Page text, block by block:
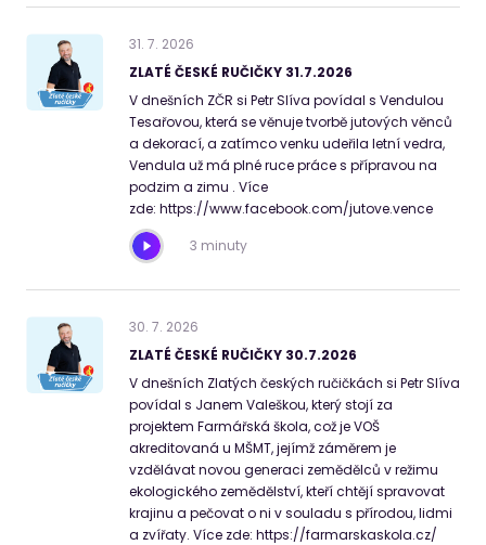
31. 7. 2026
ZLATÉ ČESKÉ RUČIČKY 31.7.2026
V dnešních ZČR si Petr Slíva povídal s Vendulou
Tesařovou, která se věnuje tvorbě jutových věnců
a dekorací, a zatímco venku udeřila letní vedra,
Vendula už má plné ruce práce s přípravou na
podzim a zimu . Více
zde: https://www.facebook.com/jutove.vence
3 minuty
30. 7. 2026
ZLATÉ ČESKÉ RUČIČKY 30.7.2026
V dnešních Zlatých českých ručičkách si Petr Slíva
povídal s Janem Valeškou, který stojí za
projektem Farmářská škola, což je VOŠ
akreditovaná u MŠMT, jejímž záměrem je
vzdělávat novou generaci zemědělců v režimu
ekologického zemědělství, kteří chtějí spravovat
krajinu a pečovat o ni v souladu s přírodou, lidmi
a zvířaty. Více zde: https://farmarskaskola.cz/